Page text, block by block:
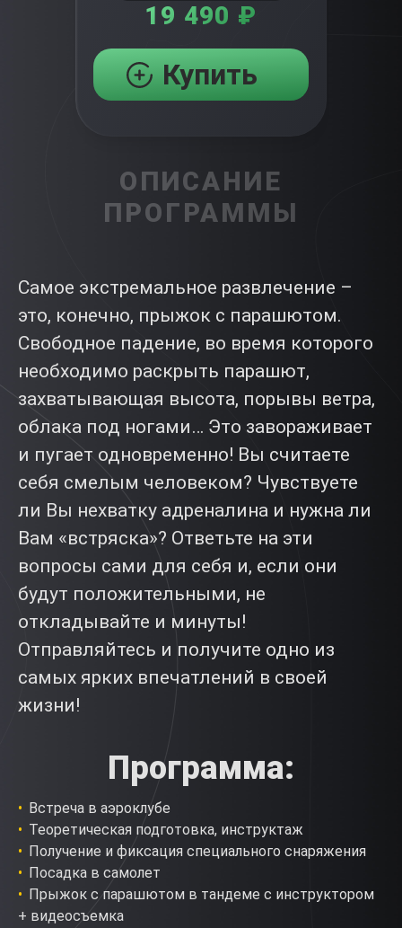
19 490 ₽
Купить
ОПИСАНИЕ
ПРОГРАММЫ
Самое экстремальное развлечение –
это, конечно, прыжок с парашютом.
Свободное падение, во время которого
необходимо раскрыть парашют,
захватывающая высота, порывы ветра,
облака под ногами… Это завораживает
и пугает одновременно! Вы считаете
себя смелым человеком? Чувствуете
ли Вы нехватку адреналина и нужна ли
Вам «встряска»? Ответьте на эти
вопросы сами для себя и, если они
будут положительными, не
откладывайте и минуты!
Отправляйтесь и получите одно из
самых ярких впечатлений в своей
жизни!
Программа:
Встреча в аэроклубе
Теоретическая подготовка, инструктаж
Получение и фиксация специального снаряжения
Посадка в самолет
Прыжок с парашютом в тандеме с инструктором
+ видеосъемка